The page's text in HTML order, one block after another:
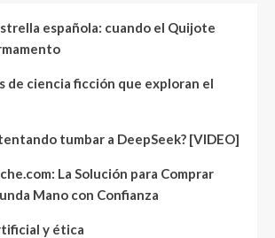
española: cuando el Quijote
de ciencia ficción que exploran el
tumbar a DeepSeek? [VIDEO]
La Solución para Comprar
Mano con Confianza
y ética